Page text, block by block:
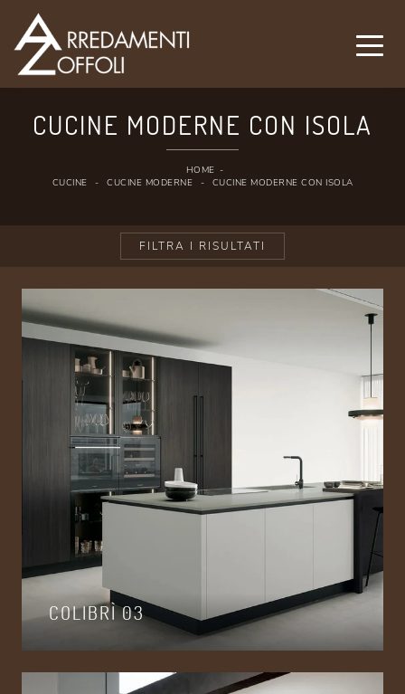
CUCINE MODERNE CON ISOLA
HOME -
CUCINE
- CUCINE MODERNE - CUCINE MODERNE CON ISOLA
FILTRA I RISULTATI
COLIBRÌ 03